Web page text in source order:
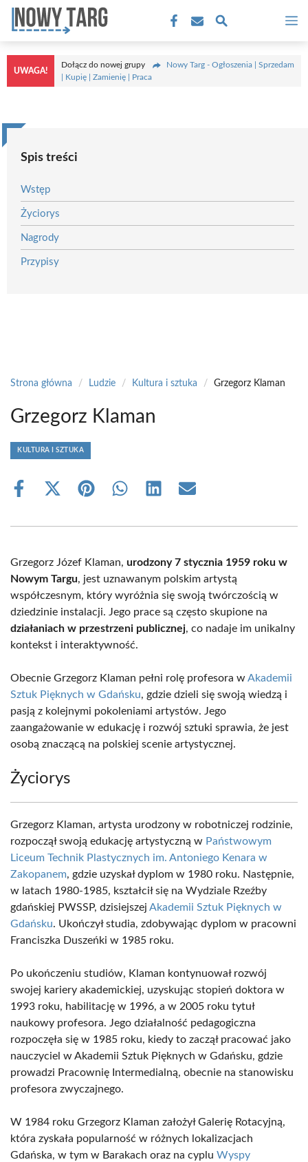
Przejdź
treści
UWAGA!
Dołącz do nowej grupy
Nowy Targ - Ogłoszenia | Sprzedam
| Kupię | Zamienię | Praca
Spis treści
Wstęp
Życiorys
Nagrody
Przypisy
Strona główna / Ludzie / Kultura i sztuka / Grzegorz Klaman
Grzegorz Klaman
KULTURA I SZTUKA
Share
Share
(Twitter)
Share Share Share Share
Grzegorz Józef Klaman, urodzony 7 stycznia 1959 roku w
Nowym Targu, jest uznawanym polskim artystą
współczesnym, który wyróżnia się swoją twórczością w
dziedzinie instalacji. Jego prace są często skupione na
działaniach w przestrzeni publicznej, co nadaje im unikalny
kontekst i interaktywność.
Obecnie Grzegorz Klaman pełni rolę profesora wAkademii
Sztuk Pięknych w Gdańsku, gdzie dzieli się swoją wiedzą i
pasją z kolejnymi pokoleniami artystów. Jego
zaangażowanie w edukację i rozwój sztuki sprawia, że jest
osobą znaczącą na polskiej scenie artystycznej.
Życiorys
Grzegorz Klaman, artysta urodzony w robotniczej rodzinie,
rozpoczął swoją edukację artystyczną w Państwowym
Liceum Technik Plastycznych im. Antoniego Kenara w
Zakopanem, gdzie uzyskał dyplom w 1980 roku. Następnie,
w latach 1980-1985, kształcił się na Wydziale Rzeźby
gdańskiej PWSSP, dzisiejszej Akademii Sztuk Pięknych w
Gdańsku. Ukończył studia, zdobywając dyplom w pracowni
Franciszka Duszeńki w 1985 roku.
Po ukończeniu studiów, Klaman kontynuował rozwój
swojej kariery akademickiej, uzyskując stopień doktora w
1993 roku, habilitację w 1996, a w 2005 roku tytuł
naukowy profesora. Jego działalność pedagogiczna
rozpoczęła się w 1985 roku, kiedy to zaczął pracować jako
nauczyciel w Akademii Sztuk Pięknych w Gdańsku, gdzie
prowadzi Pracownię Intermedialną, obecnie na stanowisku
profesora zwyczajnego.
W 1984 roku Grzegorz Klaman założył Galerię Rotacyjną,
która zyskała popularność w różnych lokalizacjach
Gdańska, w tym w Barakach oraz na cyplu Wyspy